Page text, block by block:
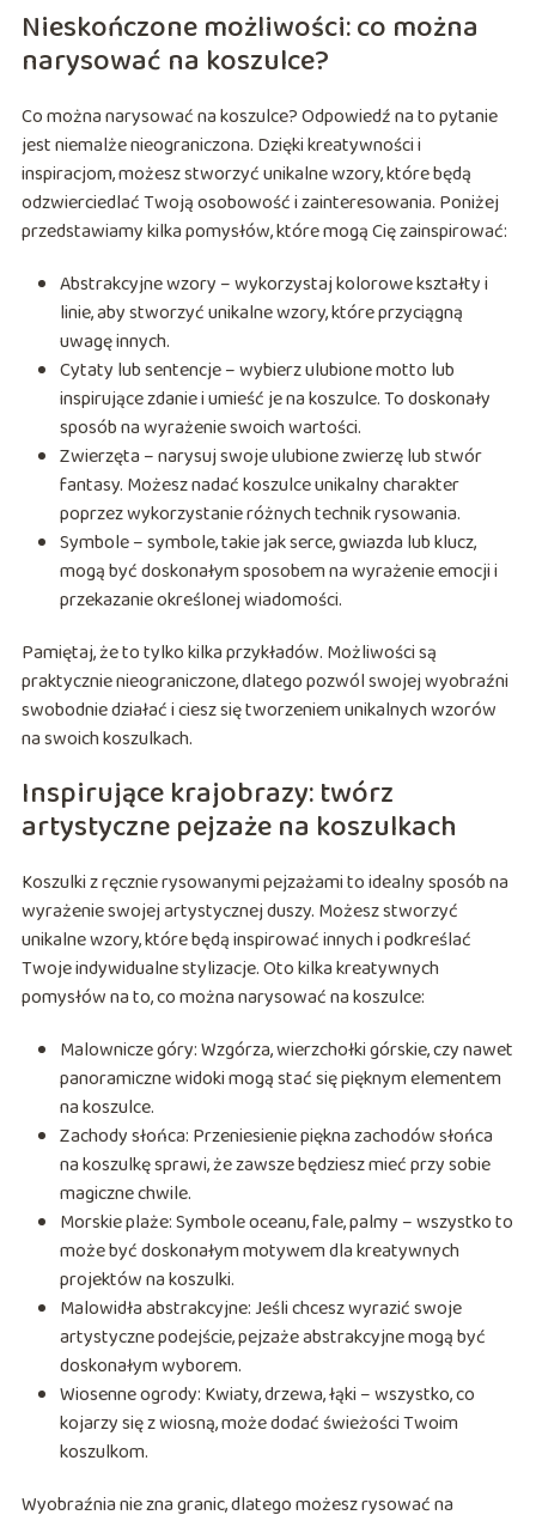
Nieskończone możliwości: co można
narysować na koszulce?
Co można narysować na koszulce? Odpowiedź na to pytanie
jest niemalże nieograniczona. Dzięki kreatywności i
inspiracjom, możesz stworzyć unikalne wzory, które będą
odzwierciedlać Twoją osobowość i zainteresowania. Poniżej
przedstawiamy kilka pomysłów, które mogą Cię zainspirować:
Abstrakcyjne wzory – wykorzystaj kolorowe kształty i
linie, aby stworzyć unikalne wzory, które przyciągną
uwagę innych.
Cytaty lub sentencje – wybierz ulubione motto lub
inspirujące zdanie i umieść je na koszulce. To doskonały
sposób na wyrażenie swoich wartości.
Zwierzęta – narysuj swoje ulubione zwierzę lub stwór
fantasy. Możesz nadać koszulce unikalny charakter
poprzez wykorzystanie różnych technik rysowania.
Symbole – symbole, takie jak serce, gwiazda lub klucz,
mogą być doskonałym sposobem na wyrażenie emocji i
przekazanie określonej wiadomości.
Pamiętaj, że to tylko kilka przykładów. Możliwości są
praktycznie nieograniczone, dlatego pozwól swojej wyobraźni
swobodnie działać i ciesz się tworzeniem unikalnych wzorów
na swoich koszulkach.
Inspirujące krajobrazy: twórz
artystyczne pejzaże na koszulkach
Koszulki z ręcznie rysowanymi pejzażami to idealny sposób na
wyrażenie swojej artystycznej duszy. Możesz stworzyć
unikalne wzory, które będą inspirować innych i podkreślać
Twoje indywidualne stylizacje. Oto kilka kreatywnych
pomysłów na to, co można narysować na koszulce:
Malownicze góry: Wzgórza, wierzchołki górskie, czy nawet
panoramiczne widoki mogą stać się pięknym elementem
na koszulce.
Zachody słońca: Przeniesienie piękna zachodów słońca
na koszulkę sprawi, że zawsze będziesz mieć przy sobie
magiczne chwile.
Morskie plaże: Symbole oceanu, fale, palmy – wszystko to
może być doskonałym motywem dla kreatywnych
projektów na koszulki.
Malowidła abstrakcyjne: Jeśli chcesz wyrazić swoje
artystyczne podejście, pejzaże abstrakcyjne mogą być
doskonałym wyborem.
Wiosenne ogrody: Kwiaty, drzewa, łąki – wszystko, co
kojarzy się z wiosną, może dodać świeżości Twoim
koszulkom.
Wyobraźnia nie zna granic, dlatego możesz rysować na